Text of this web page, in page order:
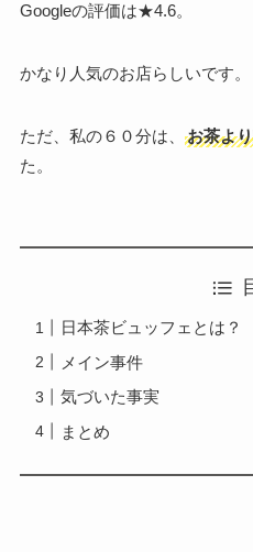
Googleの評価は★4.6。
かなり人気のお店らしいです。
ただ、私の６０分は、 お茶よ
た。
日本茶ビュッフェとは？
メイン事件
気づいた事実
まとめ